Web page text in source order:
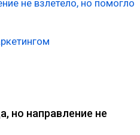
не взлетело, но помогло
но направление не